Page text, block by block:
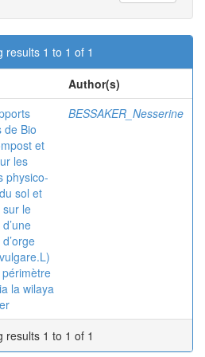
results 1 to 1 of 1
Author(s)
de Bio
et
les
physico-
sol et
sur le
la wilaya
BESSAKER_Nesserine
results 1 to 1 of 1